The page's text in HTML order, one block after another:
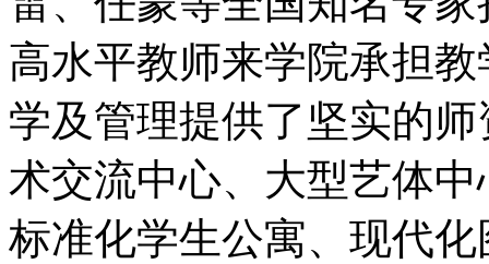
高水平教师来学院承担
学及管理提供了坚实的
术交流中心、大型艺体
标准化学生公寓、现代